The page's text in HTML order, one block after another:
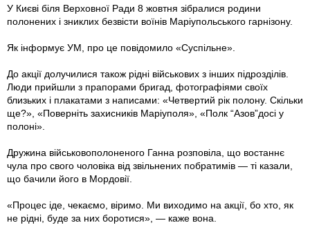
У Києві біля Верховної Ради 8 жовтня зібралися родини
полонених і зниклих безвісти воїнів Маріупольського гарнізону.
Як інформує УМ, про це повідомило «Суспільне».
До акції долучилися також рідні військових з інших підрозділів.
Люди прийшли з прапорами бригад, фотографіями своїх
близьких і плакатами з написами: «Четвертий рік полону. Скільки
ще?», «Поверніть захисників Маріуполя», «Полк “Азов”досі у
полоні».
Дружина військовополоненого Ганна розповіла, що востаннє
чула про свого чоловіка від звільнених побратимів — ті казали,
що бачили його в Мордовії.
«Процес іде, чекаємо, віримо. Ми виходимо на акції, бо хто, як
не рідні, буде за них боротися», — каже вона.